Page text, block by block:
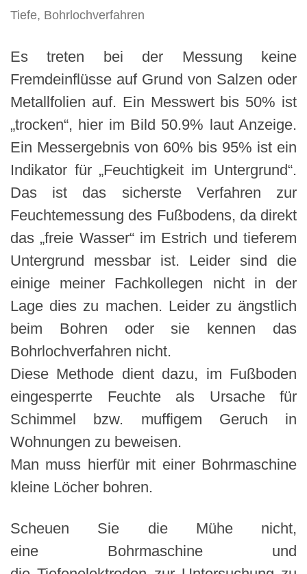
Tiefe, Bohrlochverfahren
Es treten bei der Messung keine
Fremdeinflüsse auf Grund von Salzen oder
Metallfolien auf. Ein Messwert bis 50% ist
„trocken“, hier im Bild 50.9% laut Anzeige.
Ein Messergebnis von 60% bis 95% ist ein
Indikator für „Feuchtigkeit im Untergrund“.
Das ist das sicherste Verfahren zur
Feuchtemessung des Fußbodens, da direkt
das „freie Wasser“ im Estrich und tieferem
Untergrund messbar ist. Leider sind die
einige meiner Fachkollegen nicht in der
Lage dies zu machen. Leider zu ängstlich
beim Bohren oder sie kennen das
Bohrlochverfahren nicht.
Diese Methode dient dazu, im Fußboden
eingesperrte Feuchte als Ursache für
Schimmel bzw. muffigem Geruch in
Wohnungen zu beweisen.
Man muss hierfür mit einer Bohrmaschine
kleine Löcher bohren.
Scheuen Sie die Mühe nicht,
eine Bohrmaschine und